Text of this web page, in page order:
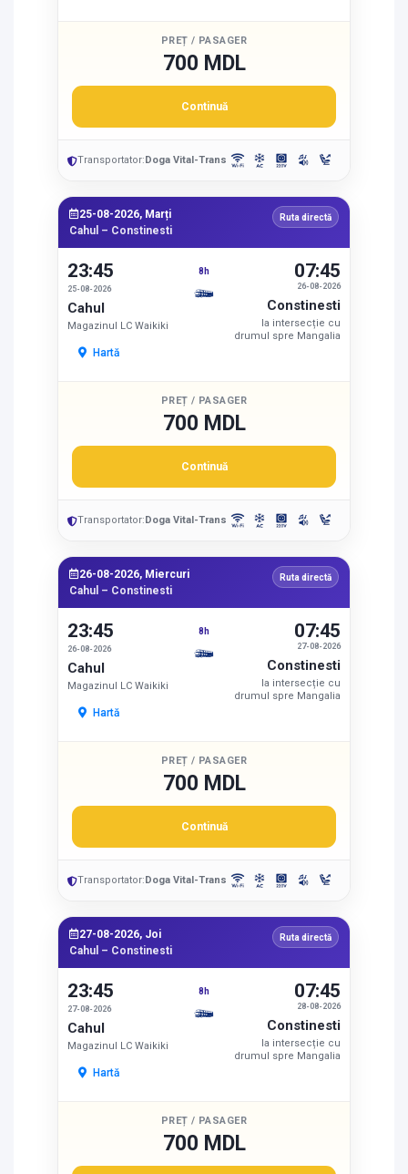
PREȚ / PASAGER
700 MDL
Continuă
Transportator:Doga Vital-Trans
25-08-2026, Marți
Cahul – Constinesti
Ruta directă
23:45
25-08-2026
Cahul
Magazinul LC Waikiki
Hartă
8h
26-08-2026
07:45
Constinesti
la intersecție cu
drumul spre Mangalia
PREȚ / PASAGER
700 MDL
Continuă
Transportator:Doga Vital-Trans
26-08-2026, Miercuri
Cahul – Constinesti
Ruta directă
23:45
26-08-2026
Cahul
Magazinul LC Waikiki
Hartă
8h
27-08-2026
07:45
Constinesti
la intersecție cu
drumul spre Mangalia
PREȚ / PASAGER
700 MDL
Continuă
Transportator:Doga Vital-Trans
27-08-2026, Joi
Cahul – Constinesti
Ruta directă
23:45
27-08-2026
Cahul
Magazinul LC Waikiki
Hartă
8h
28-08-2026
07:45
Constinesti
la intersecție cu
drumul spre Mangalia
PREȚ / PASAGER
700 MDL